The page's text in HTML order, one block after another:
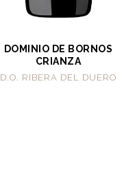
DOMINIO DE BORNOS
CRIANZA
D.O. RIBERA DEL DUERO